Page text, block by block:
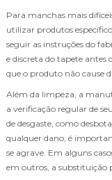
Para manchas mais
utilizar produtos
seguir as instruções do
e discreta do tapete
que o produto não cause
Além da limpeza, a
a verificação regular de
de desgaste, como
qualquer dano, é
se agrave. Em alguns
em outros, a substituição